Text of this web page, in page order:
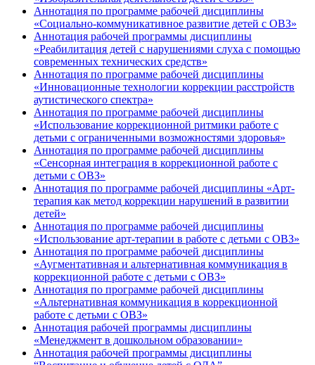
Аннотация по программе рабочей дисциплины
«Социально-коммуникативное развитие детей с ОВЗ»
Аннотация рабочей программы дисциплины
«Реабилитация детей с нарушениями слуха с помощью
современных технических средств»
Аннотация по программе рабочей дисциплины
«Инновационные технологии коррекции расстройств
аутистического спектра»
Аннотация по программе рабочей дисциплины
«Использование коррекционной ритмики работе с
детьми с ограниченными возможностями здоровья»
Аннотация по программе рабочей дисциплины
«Сенсорная интеграция в коррекционной работе с
детьми с ОВЗ»
Аннотация по программе рабочей дисциплины «Арт-
терапия как метод коррекции нарушений в развитии
детей»
Аннотация по программе рабочей дисциплины
«Использование арт-терапии в работе с детьми с ОВЗ»
Аннотация по программе рабочей дисциплины
«Аугментативная и альтернативная коммуникация в
коррекционной работе с детьми с ОВЗ»
Аннотация по программе рабочей дисциплины
«Альтернативная коммуникация в коррекционной
работе с детьми с ОВЗ»
Аннотация рабочей программы дисциплины
«Менеджмент в дошкольном образовании»
Аннотация рабочей программы дисциплины